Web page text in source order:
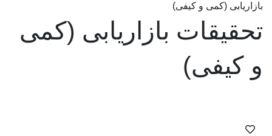
(کمی و کیفی)
بازاریابی (کمی
کیفی)